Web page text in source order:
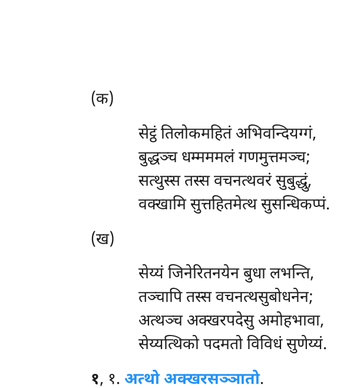
(क)
सेट्ठंतिलोकमहितं अभिवन्दियग्गं,
बुद्धञ्च धम्मममलं गणमुत्तमञ्च;
सत्थुस्स तस्स वचनत्थवरं सुबुद्धुं,
वक्खामि सुत्तहितमेत्थ सुसन्धिकप्पं.
(ख)
सेय्यं जिनेरितनयेन बुधा लभन्ति,
तञ्चापि तस्स वचनत्थसुबोधनेन;
अत्थञ्च अक्खरपदेसु अमोहभावा,
सेय्यत्थिको पदमतो विविधं सुणेय्यं.
१, १. अत्थो अक्खरसञ्ञातो.